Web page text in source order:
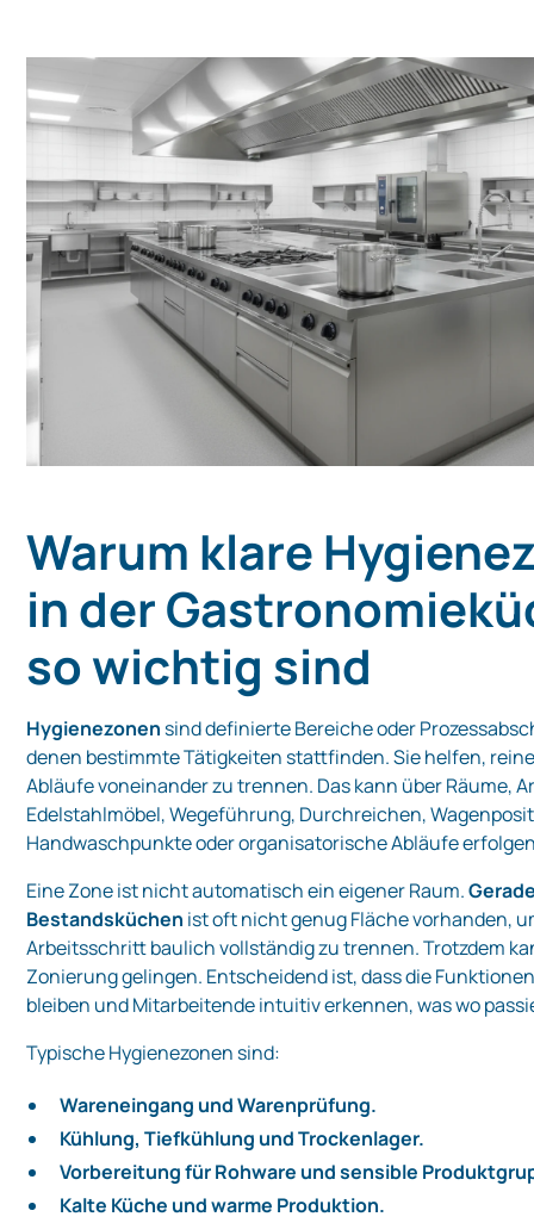
Warum klare
in der
so wichtig sind
Hygienezonen sind definierte Bereiche oder
denen bestimmte Tätigkeiten stattfinden. Sie helfen,
Abläufe voneinander zu trennen. Das kann über Räume,
Edelstahlmöbel, Wegeführung, Durchreichen,
Handwaschpunkte oder organisatorische Abläufe
Eine Zone ist nicht automatisch ein eigener Raum.
Bestandsküchen ist oft nicht genug Fläche vorhanden,
Arbeitsschritt baulich vollständig zu trennen. Trotzdem
Zonierung gelingen. Entscheidend ist, dass die
bleiben und Mitarbeitende intuitiv erkennen, was wo
Typische Hygienezonen sind:
Wareneingang und Warenprüfung.
Kühlung, Tiefkühlung und Trockenlager.
Vorbereitung für Rohware und sensible
Kalte Küche und warme Produktion.